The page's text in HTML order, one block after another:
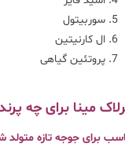
سوربیتول
ال کارنیتین
پروتئین گیاهی
مینا برای چه
برای جوجه تازه متولد